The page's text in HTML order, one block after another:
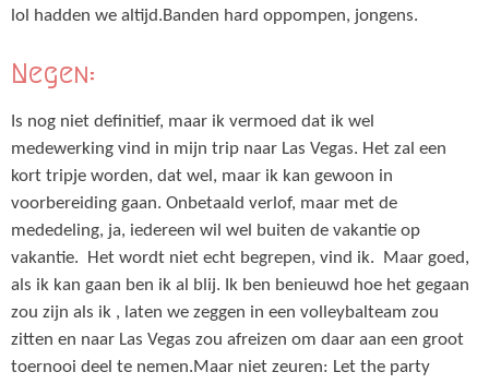
lol hadden we altijd.Banden hard oppompen, jongens.
Negen:
Is nog niet definitief, maar ik vermoed dat ik wel
medewerking vind in mijn trip naar Las Vegas. Het zal een
kort tripje worden, dat wel, maar ik kan gewoon in
voorbereiding gaan. Onbetaald verlof, maar met de
mededeling, ja, iedereen wil wel buiten de vakantie op
vakantie. Het wordt niet echt begrepen, vind ik. Maar goed,
als ik kan gaan ben ik al blij. Ik ben benieuwd hoe het gegaan
zou zijn als ik , laten we zeggen in een volleybalteam zou
zitten en naar Las Vegas zou afreizen om daar aan een groot
toernooi deel te nemen.Maar niet zeuren: Let the party